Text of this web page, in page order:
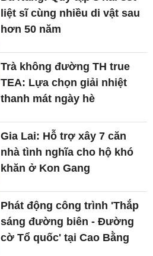
liệt sĩ cùng nhiều di vật sau
hơn 50 năm
Trà không đường TH true
TEA: Lựa chọn giải nhiệt
thanh mát ngày hè
Gia Lai: Hỗ trợ xây 7 căn
nhà tình nghĩa cho hộ khó
khăn ở Kon Gang
Phát động công trình 'Thắp
sáng đường biên - Đường
cờ Tổ quốc' tại Cao Bằng